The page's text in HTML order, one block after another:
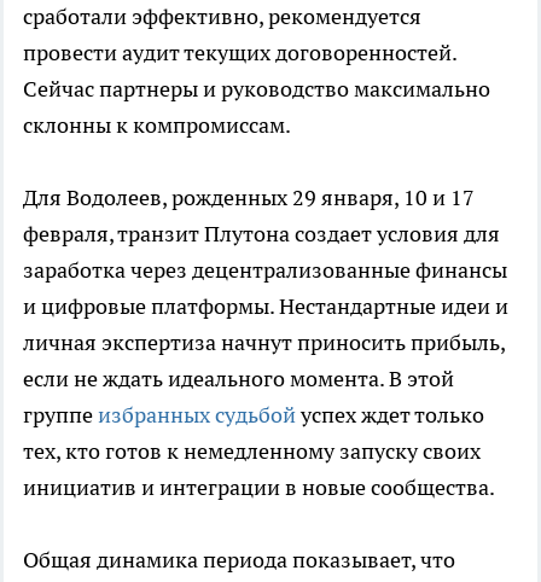
сработали эффективно, рекомендуется
провести аудит текущих договоренностей.
Сейчас партнеры и руководство максимально
склонны к компромиссам.
Для Водолеев, рожденных 29 января, 10 и 17
февраля, транзит Плутона создает условия для
заработка через децентрализованные финансы
и цифровые платформы. Нестандартные идеи и
личная экспертиза начнут приносить прибыль,
если не ждать идеального момента. В этой
группеизбранных судьбойуспех ждет только
тех, кто готов к немедленному запуску своих
инициатив и интеграции в новые сообщества.
Общая динамика периода показывает, что